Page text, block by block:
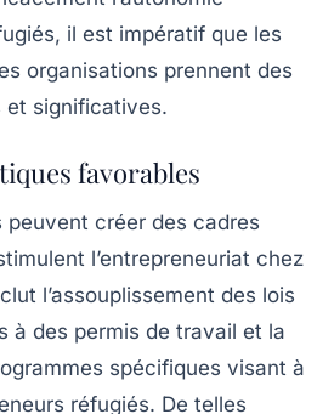
il est impératif que les
organisations prennent des
et significatives.
favorables
peuvent créer des cadres
l’entrepreneuriat chez
l’assouplissement des lois
à des permis de travail et la
spécifiques visant à
réfugiés. De telles